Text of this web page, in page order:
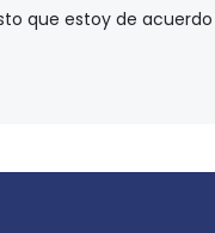
que estoy de